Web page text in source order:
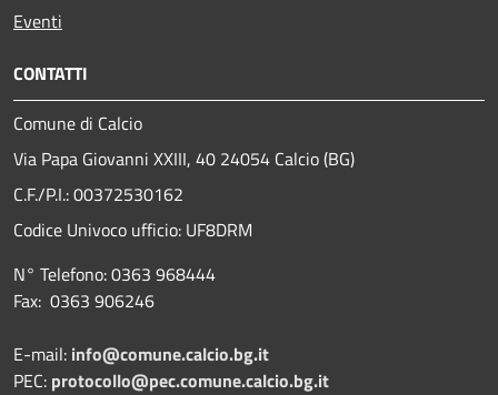
Eventi
CONTATTI
Comune di Calcio
Via Papa Giovanni XXIII, 40 24054 Calcio (BG)
C.F./P.I.: 00372530162
Codice Univoco ufficio: UF8DRM
N° Telefono: 0363 968444
Fax: 0363 906246
E-mail: info@comune.calcio.bg.it
PEC: protocollo@pec.comune.calcio.bg.it